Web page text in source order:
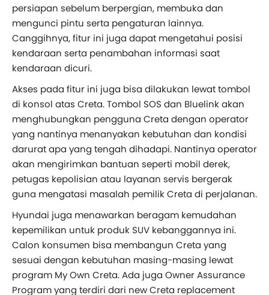
persiapan sebelum berpergian, membuka dan
mengunci pintu serta pengaturan lainnya.
Canggihnya, fitur ini juga dapat mengetahui posisi
kendaraan serta penambahan informasi saat
kendaraan dicuri.
Akses pada fitur ini juga bisa dilakukan lewat tombol
di konsol atas Creta. Tombol SOS dan Bluelink akan
menghubungkan pengguna Creta dengan operator
yang nantinya menanyakan kebutuhan dan kondisi
darurat apa yang tengah dihadapi. Nantinya operator
akan mengirimkan bantuan seperti mobil derek,
petugas kepolisian atau layanan servis bergerak
guna mengatasi masalah pemilik Creta di perjalanan.
Hyundai juga menawarkan beragam kemudahan
kepemilikan untuk produk SUV kebanggannya ini.
Calon konsumen bisa membangun Creta yang
sesuai dengan kebutuhan masing-masing lewat
program My Own Creta. Ada juga Owner Assurance
Program yang terdiri dari new Creta replacement